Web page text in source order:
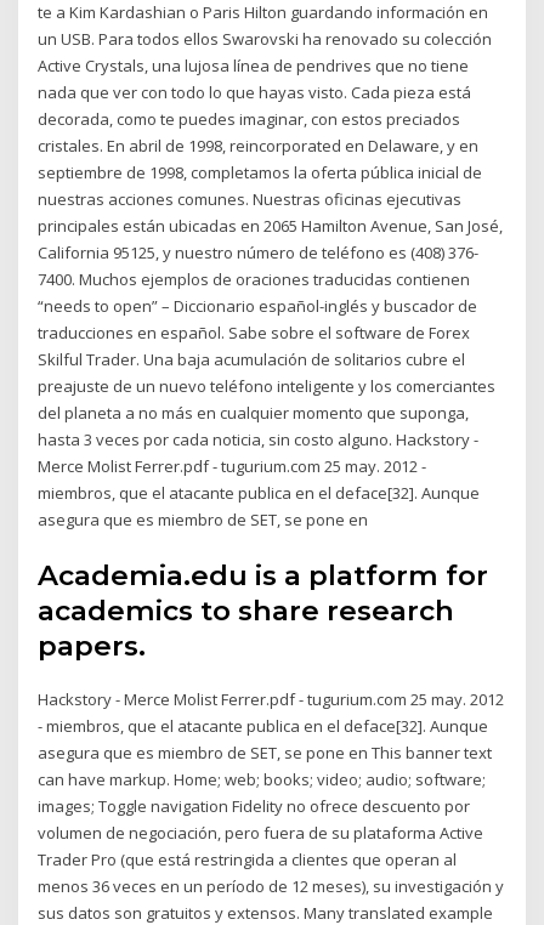
te a Kim Kardashian o Paris Hilton guardando información en
un USB. Para todos ellos Swarovski ha renovado su colección
Active Crystals, una lujosa línea de pendrives que no tiene
nada que ver con todo lo que hayas visto. Cada pieza está
decorada, como te puedes imaginar, con estos preciados
cristales. En abril de 1998, reincorporated en Delaware, y en
septiembre de 1998, completamos la oferta pública inicial de
nuestras acciones comunes. Nuestras oficinas ejecutivas
principales están ubicadas en 2065 Hamilton Avenue, San José,
California 95125, y nuestro número de teléfono es (408) 376-
7400. Muchos ejemplos de oraciones traducidas contienen
“needs to open” – Diccionario español-inglés y buscador de
traducciones en español. Sabe sobre el software de Forex
Skilful Trader. Una baja acumulación de solitarios cubre el
preajuste de un nuevo teléfono inteligente y los comerciantes
del planeta a no más en cualquier momento que suponga,
hasta 3 veces por cada noticia, sin costo alguno. Hackstory -
Merce Molist Ferrer.pdf - tugurium.com 25 may. 2012 -
miembros, que el atacante publica en el deface[32]. Aunque
asegura que es miembro de SET, se pone en
Academia.edu is a platform for
academics to share research
papers.
Hackstory - Merce Molist Ferrer.pdf - tugurium.com 25 may. 2012
- miembros, que el atacante publica en el deface[32]. Aunque
asegura que es miembro de SET, se pone en This banner text
can have markup. Home; web; books; video; audio; software;
images; Toggle navigation Fidelity no ofrece descuento por
volumen de negociación, pero fuera de su plataforma Active
Trader Pro (que está restringida a clientes que operan al
menos 36 veces en un período de 12 meses), su investigación y
sus datos son gratuitos y extensos. Many translated example